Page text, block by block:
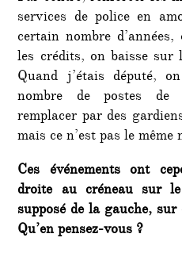
services de police en
certain nombre
les crédits, on baisse sur
Quand j’étais député,
nombre de postes de
remplacer par des
mais ce n’est pas le même
Ces événements ont
droite au créneau sur
supposé de la gauche,
Qu’en pensez-vous ?